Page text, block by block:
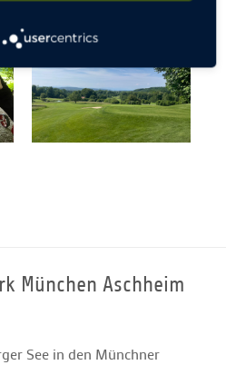
München Aschheim
See in den Münchner